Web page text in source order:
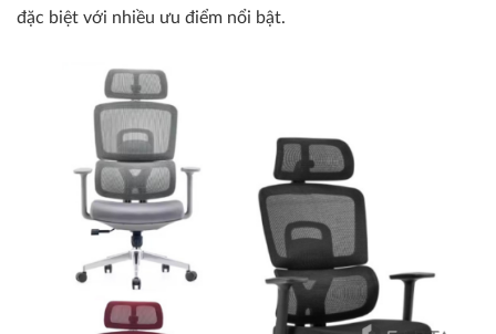
đặc biệt với nhiều ưu điểm nổi bật.